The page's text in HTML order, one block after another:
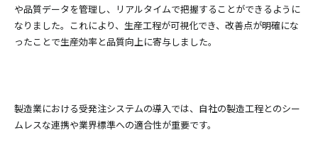
や品質データを管理し、リアルタイムで把握することができるように
なりました。これにより、生産工程が可視化でき、改善点が明確にな
ったことで生産効率と品質向上に寄与しました。
製造業における受発注システムの導入では、自社の製造工程とのシー
ムレスな連携や業界標準への適合性が重要です。